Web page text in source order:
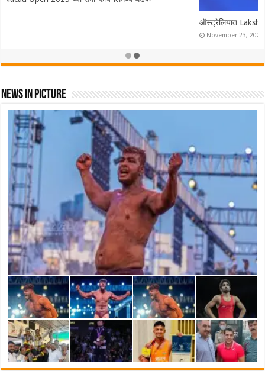
ऑस्ट्रेलियात Lakshya Sen ने फडकवला तिरंगा! ऑस्ट्रेलियन ओपन केली नावे
News In Picture